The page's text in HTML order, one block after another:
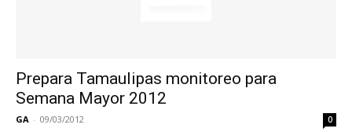
Prepara Tamaulipas monitoreo para
Semana Mayor 2012
GA - 09/03/2012 0